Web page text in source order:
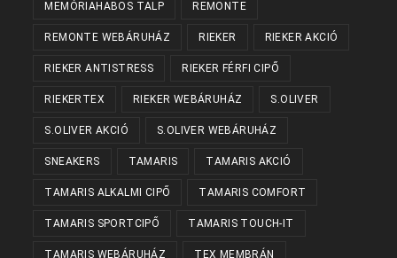
MEMÓRIAHABOS TALP REMONTE
REMONTE WEBÁRUHÁZ RIEKER RIEKER AKCIÓ
RIEKER ANTISTRESS RIEKER FÉRFI CIPŐ
RIEKERTEX RIEKER WEBÁRUHÁZ S.OLIVER
S.OLIVER AKCIÓ S.OLIVER WEBÁRUHÁZ
SNEAKERS TAMARIS TAMARIS AKCIÓ
TAMARIS ALKALMI CIPŐ TAMARIS COMFORT
TAMARIS SPORTCIPŐ TAMARIS TOUCH-IT
TAMARIS WEBÁRUHÁZ TEX MEMBRÁN